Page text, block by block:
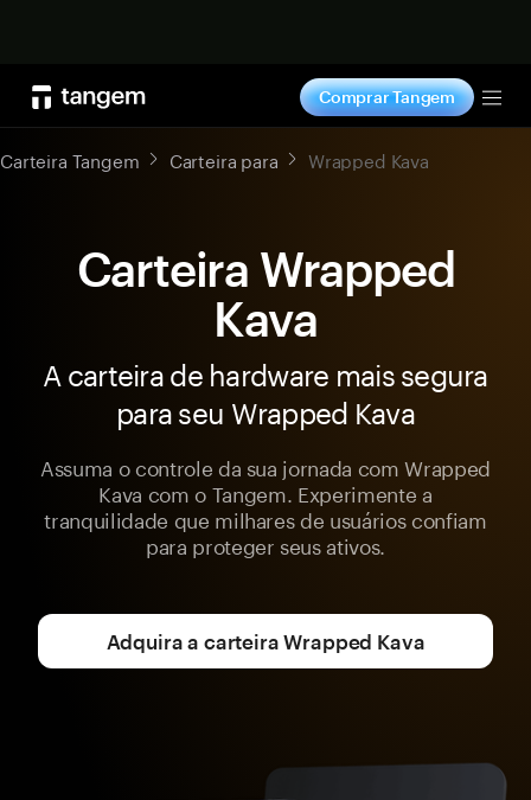
Comprar Tangem
Carteira Tangem Carteira para Wrapped Kava
Carteira Wrapped
Kava
A carteira de hardware mais segura
para seu Wrapped Kava
Assuma o controle da sua jornada com Wrapped
Kava com o Tangem. Experimente a
tranquilidade que milhares de usuários confiam
para proteger seus ativos.
Adquira a carteira Wrapped Kava